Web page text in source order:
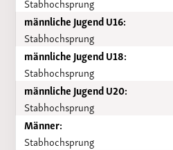
männliche Jugend U16:
Stabhochsprung
männliche Jugend U18:
Stabhochsprung
männliche Jugend U20:
Stabhochsprung
Männer:
Stabhochsprung